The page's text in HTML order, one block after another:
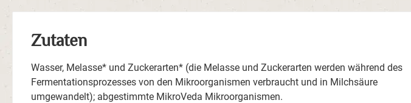
Zutaten
Wasser, Melasse* und Zuckerarten* (die Melasse und Zuckerarten werden während des
Fermentationsprozesses von den Mikroorganismen verbraucht und in Milchsäure
umgewandelt); abgestimmte MikroVeda Mikroorganismen.